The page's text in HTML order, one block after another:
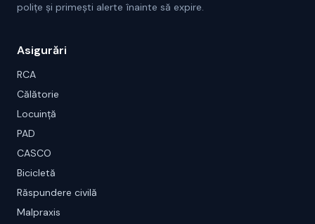
polițe și primești alerte înainte să expire.
Asigurări
RCA
Călătorie
Locuință
PAD
CASCO
Bicicletă
Răspundere civilă
Malpraxis